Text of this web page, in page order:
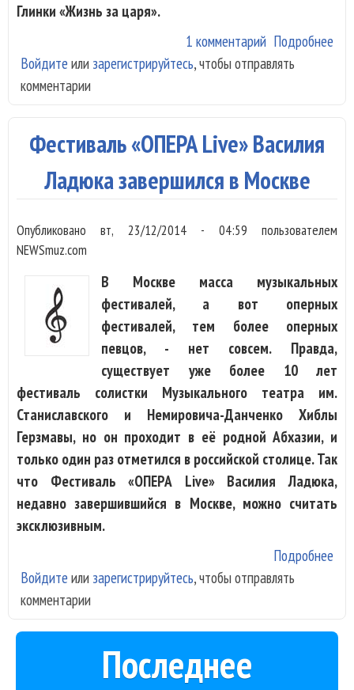
Глинки «Жизнь за царя».
Подробнее
1 комментарий
Войдите или зарегистрируйтесь, чтобы отправлять
комментарии
Фестиваль «ОПЕРА Live» Василия
Ладюка завершился в Москве
Опубликовановт, 23/12/2014 - 04:59 пользователем
NEWSmuz.com
В Москве масса музыкальных
фестивалей, а вот оперных
фестивалей, тем более оперных
певцов, - нет совсем. Правда,
существует уже более 10 лет
фестиваль солистки Музыкального театра им.
Станиславского и Немировича-Данченко Хиблы
Герзмавы, но он проходит в её родной Абхазии, и
только один раз отметился в российской столице. Так
что Фестиваль «ОПЕРА Live» Василия Ладюка,
недавно завершившийся в Москве, можно считать
эксклюзивным.
Подробнее
Войдите или зарегистрируйтесь, чтобы отправлять
комментарии
Последнее